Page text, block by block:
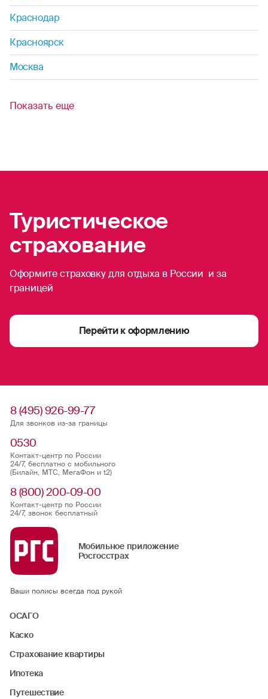
сафари
серфинг
сноубординг
скейтбординг
синхронное плавание
трекинг
тхэквондо
фигурное катание
футбол
фристайл
хоккей (на льду, на траве)
хапкидо
Краснодар
Красноярск
Москва
Показать еще
Туристическое
страхование
Оформите страховку для отдыха в России и за
границей
Перейти к оформлению
8 (495) 926-99-77
Для звонков из-за границы
0530
Контакт-центр по России
24/7, бесплатно с мобильного
(Билайн, МТС, МегаФон и t2)
8 (800) 200-09-00
Контакт-центр по России
24/7, звонок бесплатный
Мобильное приложение
Росгосстрах
Ваши полисы всегда под рукой
ОСАГО
Каско
Страхование квартиры
Ипотека
Путешествие